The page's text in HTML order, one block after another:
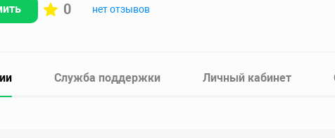
0 нет отзывов
Служба поддержки Личный кабинет